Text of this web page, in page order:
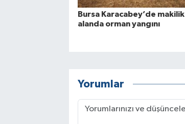
Bursa Karacabey’de makilik
alanda orman yangını
Yorumlar